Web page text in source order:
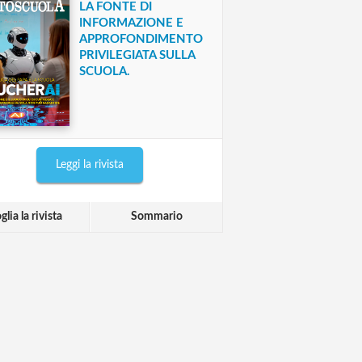
LA FONTE DI
INFORMAZIONE E
APPROFONDIMENTO
PRIVILEGIATA SULLA
SCUOLA.
Leggi la rivista
la rivista Sommario